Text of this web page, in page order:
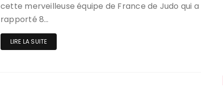
cette merveilleuse équipe de France de Judo qui a
rapporté 8…
LIRE LA SUITE